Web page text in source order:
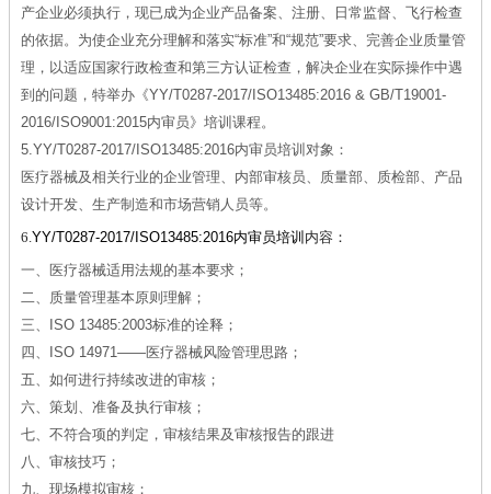
产企业必须执行，现已成为企业产品备案、注册、日常监督、飞行检查
的依据。为使企业充分理解和落实“标准”和“规范”要求、完善企业质量管
理，以适应国家行政检查和第三方认证检查，解决企业在实际操作中遇
到的问题，特举办《YY/T0287-2017/ISO13485:2016 & GB/T19001-
2016/ISO9001:2015内审员》培训课程。
5.YY/T0287-2017/ISO13485:2016内审员培训对象：
医疗器械及相关行业的企业管理、内部审核员、质量部、质检部、产品
设计开发、生产制造和市场营销人员等。
6. YY/T0287-2017/ISO13485:2016内审员培训 内容：
一、医疗器械适用法规的基本要求；
二、质量管理基本原则理解；
三、ISO 13485:2003标准的诠释；
四、ISO 14971——医疗器械风险管理思路；
五、如何进行持续改进的审核；
六、策划、准备及执行审核；
七、不符合项的判定，审核结果及审核报告的跟进
八、审核技巧；
九、现场模拟审核；